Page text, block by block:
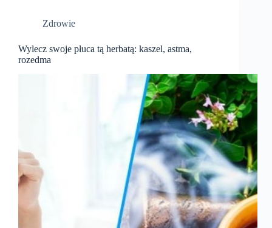
Zdrowie
Wylecz swoje płuca tą herbatą: kaszel, astma,
rozedma